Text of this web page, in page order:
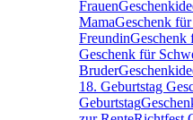
Frauen
MamaGeschenk für
FreundinGeschenk
Geschenk für
Bruder
18. Geburtstag
Geburtstag